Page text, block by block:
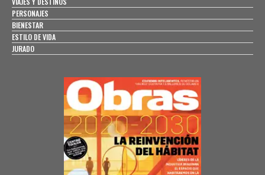
PERSONAJES
BIENESTAR
ESTILO DE VIDA
JURADO